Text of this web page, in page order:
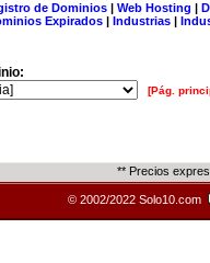
de Dominios| Web Hosting |
Expirados | Industrias |
[Pág.
** Precios
© 2002/2022 Solo10.com